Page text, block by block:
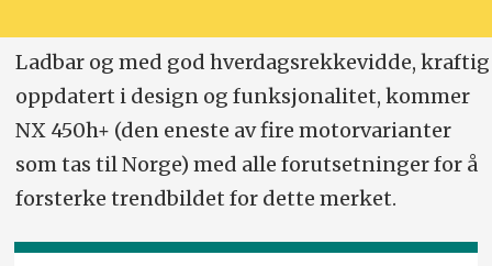
Ladbar og med god hverdagsrekkevidde, kraftig
oppdatert i design og funksjonalitet, kommer
NX 450h+ (den eneste av fire motorvarianter
som tas til Norge) med alle forutsetninger for å
forsterke trendbildet for dette merket.